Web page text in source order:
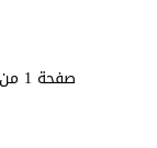
صفحة 1 من 4